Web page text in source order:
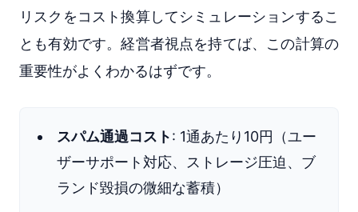
リスクをコスト換算してシミュレーションするこ
とも有効です。経営者視点を持てば、この計算の
重要性がよくわかるはずです。
スパム通過コスト: 1通あたり10円（ユー
ザーサポート対応、ストレージ圧迫、ブ
ランド毀損の微細な蓄積）